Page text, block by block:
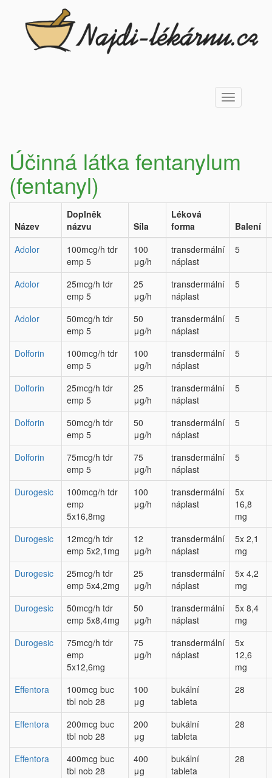
Toggle
navigation
Účinná látka fentanylum
(fentanyl)
Název
Doplněk
názvu
Síla
Léková
forma
Balení
Adolor
100mcg/h tdr
emp 5
100
μg/h
transdermální
náplast
5
Adolor
25mcg/h tdr
emp 5
25
μg/h
transdermální
náplast
5
Adolor
50mcg/h tdr
emp 5
50
μg/h
transdermální
náplast
5
Dolforin
100mcg/h tdr
emp 5
100
μg/h
transdermální
náplast
5
Dolforin
25mcg/h tdr
emp 5
25
μg/h
transdermální
náplast
5
Dolforin
50mcg/h tdr
emp 5
50
μg/h
transdermální
náplast
5
Dolforin
75mcg/h tdr
emp 5
75
μg/h
transdermální
náplast
5
Durogesic
100mcg/h tdr
emp
5x16,8mg
100
μg/h
transdermální
náplast
5x
16,8
mg
Durogesic
12mcg/h tdr
emp 5x2,1mg
12
μg/h
transdermální
náplast
5x 2,1
mg
Durogesic
25mcg/h tdr
emp 5x4,2mg
25
μg/h
transdermální
náplast
5x 4,2
mg
Durogesic
50mcg/h tdr
emp 5x8,4mg
50
μg/h
transdermální
náplast
5x 8,4
mg
Durogesic
75mcg/h tdr
emp
5x12,6mg
75
μg/h
transdermální
náplast
5x
12,6
mg
Effentora
100mcg buc
tbl nob 28
100
μg
bukální
tableta
28
Effentora
200mcg buc
tbl nob 28
200
μg
bukální
tableta
28
Effentora
400mcg buc
tbl nob 28
400
μg
bukální
tableta
28